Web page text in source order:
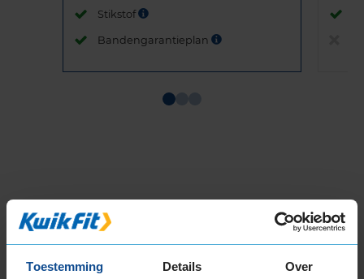
Toestemming Details Over
Stikstof
Bandengarantieplan
16-inch banden